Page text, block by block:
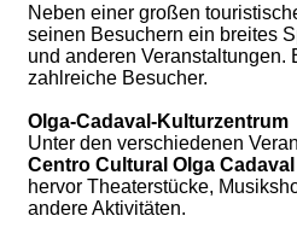
Neben einer großen
seinen Besuchern ein breites
und anderen Veranstaltungen.
zahlreiche Besucher.
Olga-Cadaval-Kulturzentrum
Unter den verschiedenen
Centro Cultural Olga Cadaval
hervor Theaterstücke,
andere Aktivitäten.